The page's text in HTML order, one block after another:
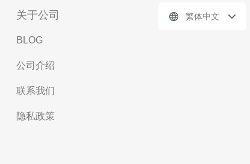
关于公司
BLOG
公司介绍
联系我们
隐私政策
繁体中文